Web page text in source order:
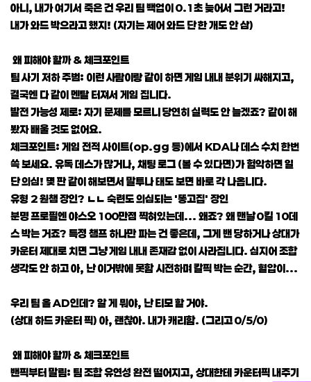
아니, 내가 여기서 죽은 건 우리 팀 백업이 0.1초 늦어서 그런 거라고!
내가 와드 박으라고 했지! (자기는 제어 와드 단 한 개도 안 삼)
왜 피해야 할까 & 체크포인트
팀 사기 저하 주범: 이런 사람이랑 같이 하면 게임 내내 분위기 싸해지고,
결국엔 다 같이 멘탈 터져서 게임 집니다.
발전 가능성 제로: 자기 문제를 모르니 당연히 실력도 안 늘겠죠? 같이 해
봤자 배울 것도 없어요.
체크포인트: 게임 전적 사이트(op.gg 등)에서 KDA나 데스 수치 한번
쓱 보세요. 유독 데스가 많거나, 채팅 로그 (볼 수 있다면)가 험악하면 일
단 의심! 몇 판 같이 해보면서 말투나 태도 보면 바로 각 나옵니다.
유형 2 원챔 장인? ㄴㄴ 숙련도 의심되는 '똥고집' 장인
분명 프로필엔 야스오 100만점 찍혀있는데... 왜죠? 왜 맨날 0킬 10데
스 박는 거죠? 특정 챔프 하나만 파는 건 좋은데, 그게 밴 당하거나 상대가
카운터 제대로 치면 그냥 게임 내내 존재감 없이 사라집니다. 심지어 조합
생각도 안 하고 아, 난 이거밖에 못함 시전하며 칼픽 박는 순간, 혈압이...
우리 팀 올 AD인데? 알 게 뭐야, 난 티모 할 거야.
(상대 하드 카운터 픽) 아, 괜찮아. 내가 캐리함. (그리고 0/5/0)
왜 피해야 할까 & 체크포인트
밴픽부터 말림: 팀 조합 유연성 완전 떨어지고, 상대한테 카운터픽 내주기